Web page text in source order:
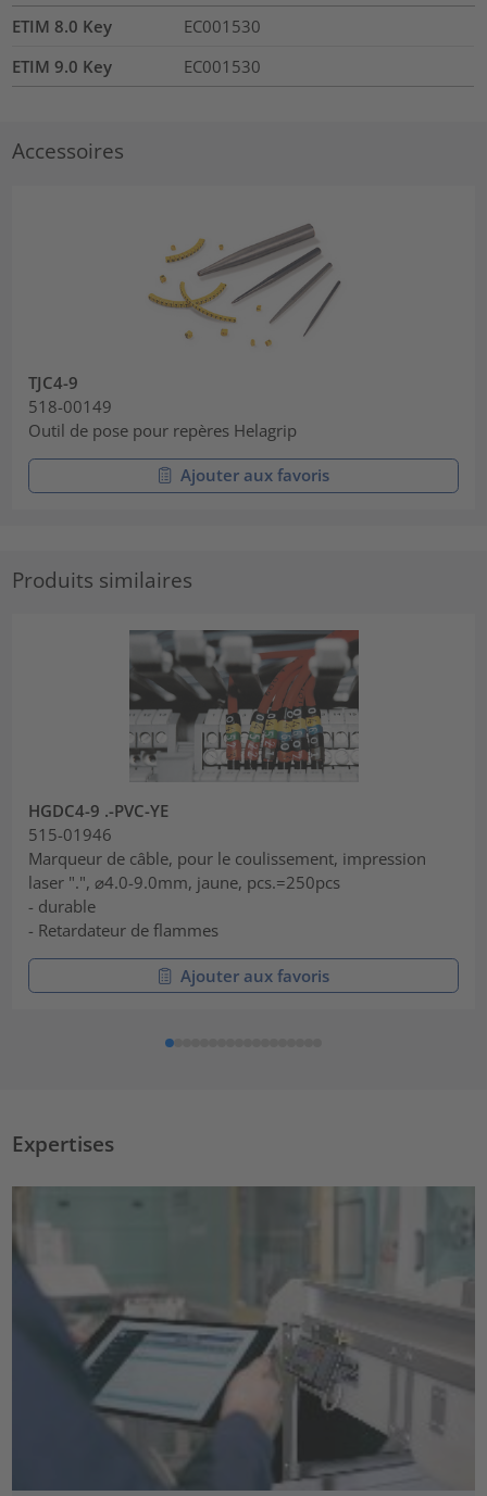
ETIM 8.0 Key
EC001530
ETIM 9.0 Key
EC001530
Accessoires
TJC4-9
518-00149
Outil de pose pour repères Helagrip
Ajouter aux favoris
Produits similaires
HGDC4-9 .-PVC-YE
515-01946
Marqueur de câble, pour le coulissement, impression
laser ".", ⌀4.0-9.0mm, jaune, pcs.=250pcs
- durable
- Retardateur de flammes
Ajouter aux favoris
Expertises